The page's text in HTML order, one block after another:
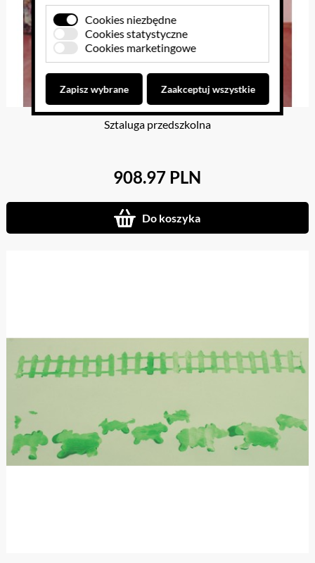
Sztaluga przedszkolna
908.97 PLN
Do koszyka
Cookies niezbędne
Cookies statystyczne
Cookies marketingowe
Zapisz wybrane Zaakceptuj wszystkie